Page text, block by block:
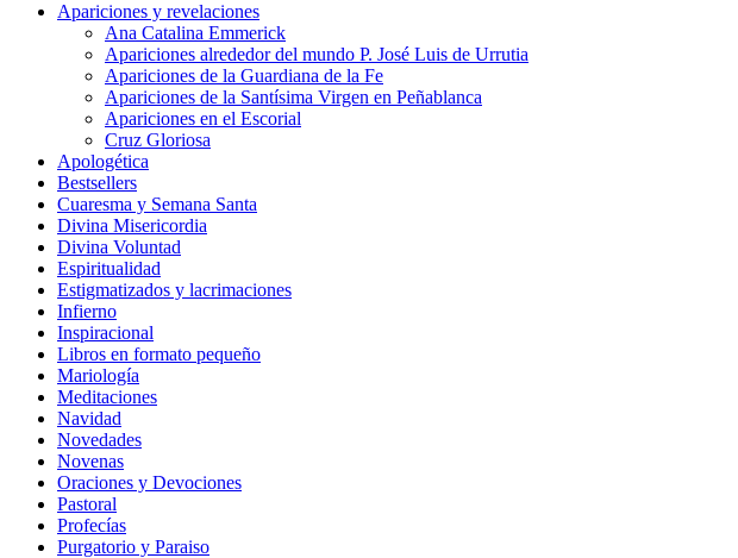
Apariciones y revelaciones
Ana Catalina Emmerick
Apariciones alrededor del mundo P. José Luis de Urrutia
Apariciones de la Guardiana de la Fe
Apariciones de la Santísima Virgen en Peñablanca
Apariciones en el Escorial
Cruz Gloriosa
Apologética
Bestsellers
Cuaresma y Semana Santa
Divina Misericordia
Divina Voluntad
Espiritualidad
Estigmatizados y lacrimaciones
Infierno
Inspiracional
Libros en formato pequeño
Mariología
Meditaciones
Navidad
Novedades
Novenas
Oraciones y Devociones
Pastoral
Profecías
Purgatorio y Paraiso